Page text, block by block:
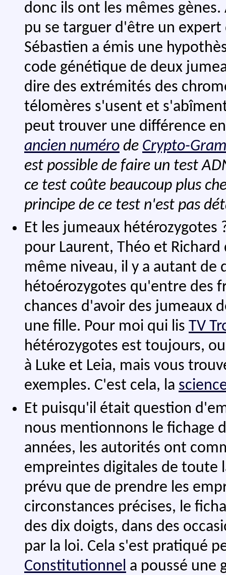
donc ils ont les mêmes
pu se targuer d'être un
Sébastien a émis une
code génétique de deux
dire des extrémités des
télomères s'usent et
peut trouver une différence
ancien numéro de Crypto-Gram
est possible de faire un test
ce test coûte beaucoup plus
principe de ce test n'est pas
Et les jumeaux hétérozygotes
pour Laurent, Théo et
même niveau, il y a autant
hétoérozygotes qu'entre des
chances d'avoir des jumeaux
une fille. Pour moi qui lis TV
hétérozygotes est toujours,
à Luke et Leia, mais vous
exemples. C'est cela, la
Et puisqu'il était question
nous mentionnons le fichage
années, les autorités ont
empreintes digitales de toute
prévu que de prendre les
circonstances précises, le
des dix doigts, dans des
par la loi. Cela s'est pratiqué
Constitutionnel a poussé une